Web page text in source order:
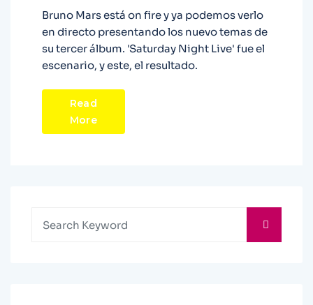
Bruno Mars está on fire y ya podemos verlo
en directo presentando los nuevo temas de
su tercer álbum. 'Saturday Night Live' fue el
escenario, y este, el resultado.
Read
More